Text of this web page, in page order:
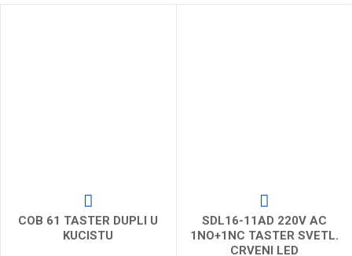
COB 61 TASTER DUPLI U
KUCISTU
SDL16-11AD 220V AC
1NO+1NC TASTER SVETL.
CRVENI LED